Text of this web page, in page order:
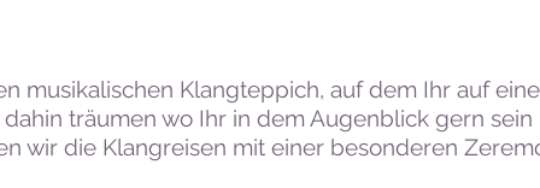
musikalischen Klangteppich, auf dem Ihr auf
träumen wo Ihr in dem Augenblick gern sein
wir die Klangreisen mit einer besonderen